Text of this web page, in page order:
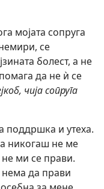
мојата сопруга
се
болест, а не
да не ѝ се
чија сопруга
поддршка и утеха.
никогаш не ме
ми се прави.
да прави